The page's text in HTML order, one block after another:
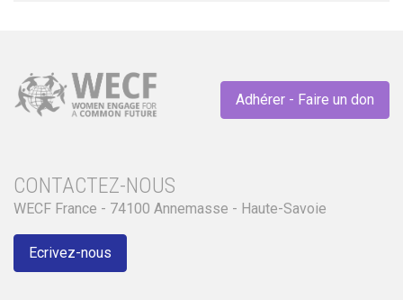
Adhérer - Faire un don
CONTACTEZ-NOUS
WECF France - 74100 Annemasse - Haute-Savoie
Ecrivez-nous